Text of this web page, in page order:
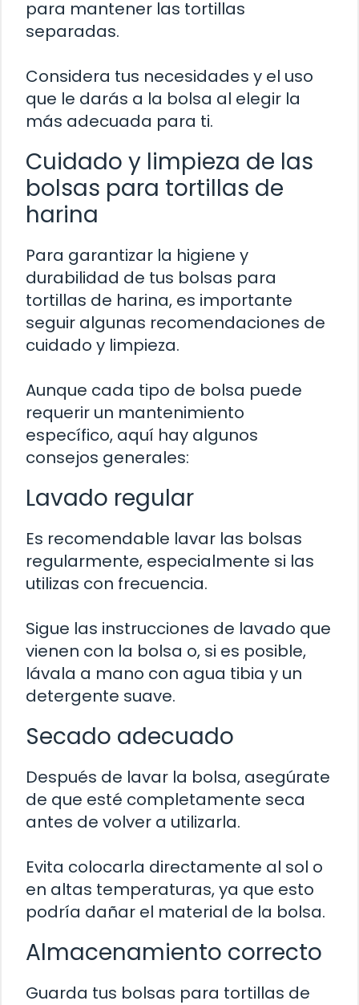
para mantener las tortillas
separadas.
Considera tus necesidades y el uso
que le darás a la bolsa al elegir la
más adecuada para ti.
Cuidado y limpieza de las
bolsas para tortillas de
harina
Para garantizar la higiene y
durabilidad de tus bolsas para
tortillas de harina, es importante
seguir algunas recomendaciones de
cuidado y limpieza.
Aunque cada tipo de bolsa puede
requerir un mantenimiento
específico, aquí hay algunos
consejos generales:
Lavado regular
Es recomendable lavar las bolsas
regularmente, especialmente si las
utilizas con frecuencia.
Sigue las instrucciones de lavado que
vienen con la bolsa o, si es posible,
lávala a mano con agua tibia y un
detergente suave.
Secado adecuado
Después de lavar la bolsa, asegúrate
de que esté completamente seca
antes de volver a utilizarla.
Evita colocarla directamente al sol o
en altas temperaturas, ya que esto
podría dañar el material de la bolsa.
Almacenamiento correcto
Guarda tus bolsas para tortillas de